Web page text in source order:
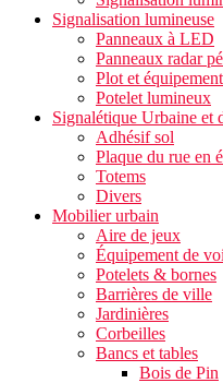
Signalisation lumineuse
Panneaux à LED
Panneaux radar
Plot et
Potelet lumineux
Signalétique Urbaine et
Adhésif sol
Plaque du rue en
Totems
Divers
Mobilier urbain
Aire de jeux
Équipement de
Potelets & bornes
Barrières de ville
Jardinières
Corbeilles
Bancs et tables
Bois de Pin